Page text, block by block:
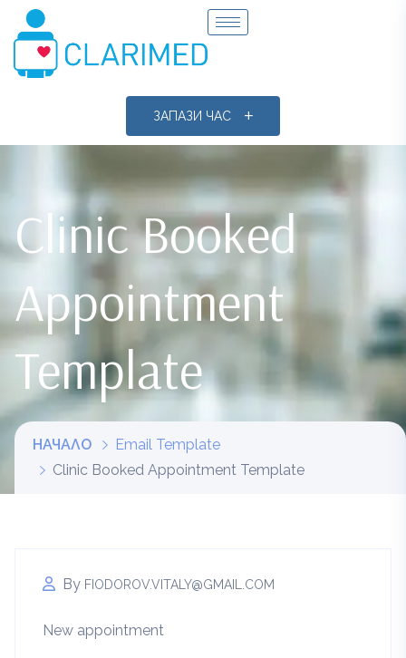
ЗАПАЗИ ЧАС
Clinic Booked
Appointment
Template
НАЧАЛО
Email Template
Clinic Booked Appointment Template
By FIODOROV.VITALY@GMAIL.COM
New appointment